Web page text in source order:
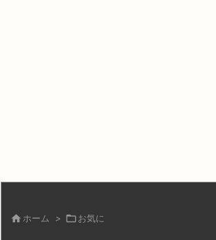
 ホーム > お気に